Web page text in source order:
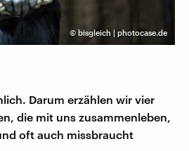
© bisgleich | photocase.de
Darum erzählen wir vier
die mit uns zusammenleben,
oft auch missbraucht